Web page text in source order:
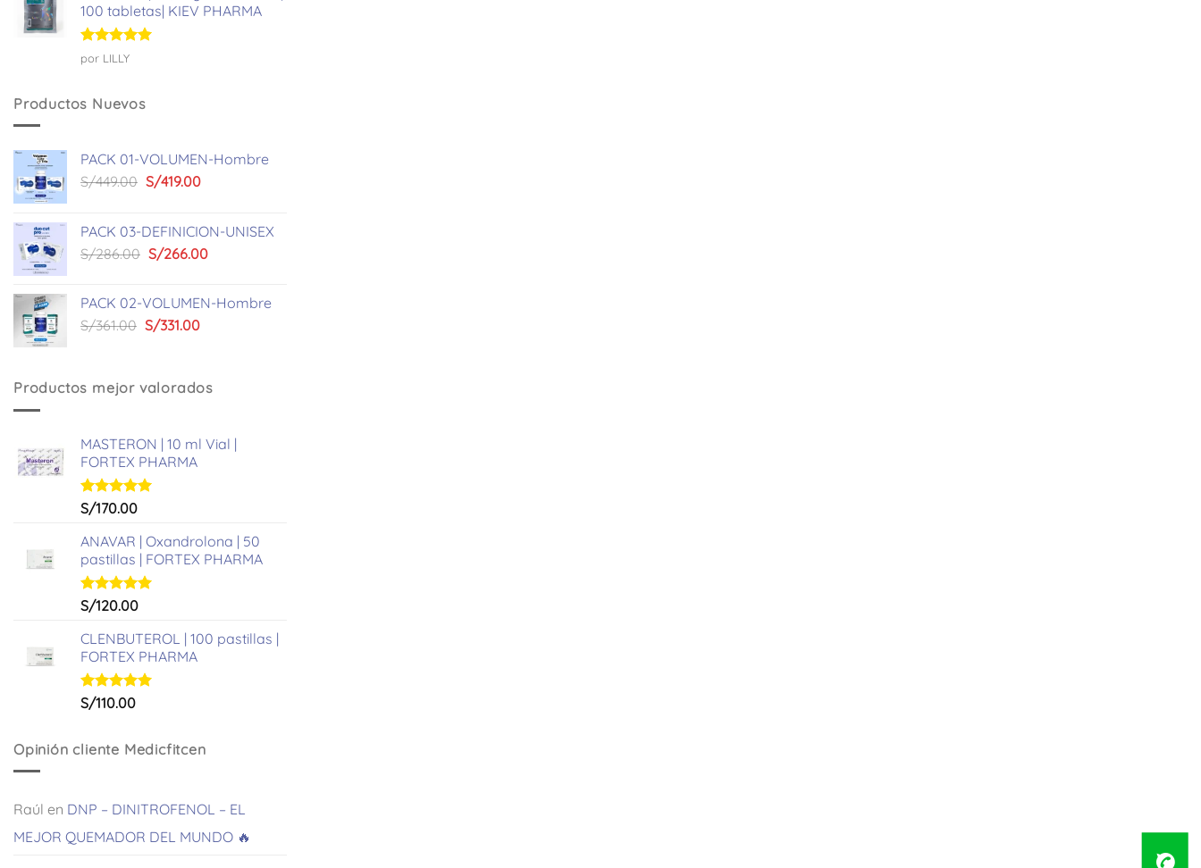
100 tabletas| KIEV PHARMA
Valorado
con
por LILLY
Productos Nuevos
PACK 01-VOLUMEN-Hombre
S/449.00 El
era:
S/449.00.
S/419.00El
es:
S/419.00.
PACK 03-DEFINICION-UNISEX
S/286.00 El
era:
S/286.00.
S/266.00El
es:
PACK 02-VOLUMEN-Hombre
S/361.00 El
era:
S/331.00El
es:
Productos mejor valorados
MASTERON | 10 ml Vial |
FORTEX PHARMA
Valorado
de 5
S/170.00
ANAVAR | Oxandrolona | 50
pastillas | FORTEX PHARMA
Valorado
de 5
S/120.00
CLENBUTEROL | 100 pastillas |
FORTEX PHARMA
Valorado
S/110.00
Opinión cliente Medicfitcen
Raúl en DNP – DINITROFENOL – EL
MEJOR QUEMADOR DEL MUNDO 🔥